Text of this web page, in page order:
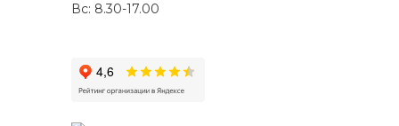
Вс: 8.30-17.00